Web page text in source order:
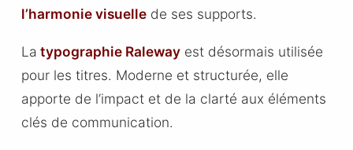
l’harmonie visuellede ses supports.
La typographie Ralewayest désormais utilisée
pour les titres. Moderne et structurée, elle
apporte de l’impact et de la clarté aux éléments
clés de communication.